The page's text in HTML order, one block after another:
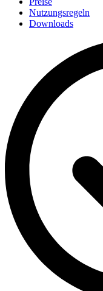
Nutzungsregeln
Downloads